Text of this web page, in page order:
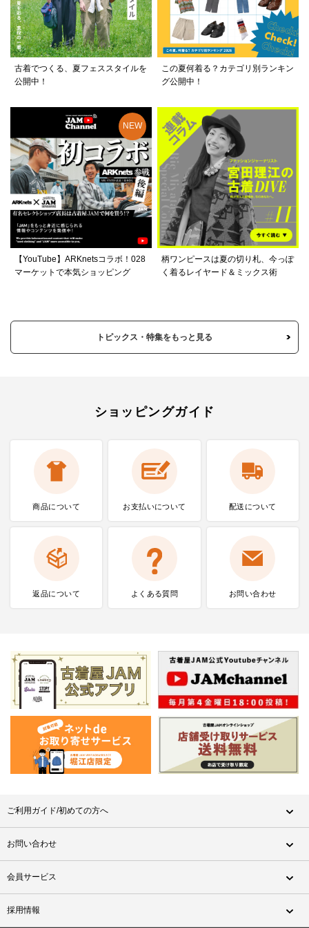
古着でつくる、夏フェススタイルを
公開中！
この夏何着る？カテゴリ別ランキン
グ公開中！
【YouTube】ARKnetsコラボ！028
マーケットで本気ショッピング
柄ワンピースは夏の切り札、今っぽ
く着るレイヤード＆ミックス術
トピックス・特集をもっと見る
ショッピングガイド
商品について お支払いについて 配送について
返品について よくある質問 お問い合わせ
ご利用ガイド/初めての方へ
お問い合わせ
会員サービス
採用情報